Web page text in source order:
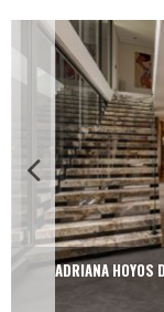
ADRIANA HOYOS